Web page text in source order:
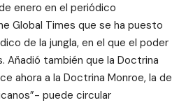
enero en el periódico
Global Times que se ha puesto
de la jungla, en el que el poder
Añadió también que la Doctrina
ahora a la Doctrina Monroe, la de
puede circular